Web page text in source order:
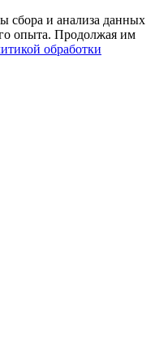
сбора и анализа данных
опыта. Продолжая им
обработки